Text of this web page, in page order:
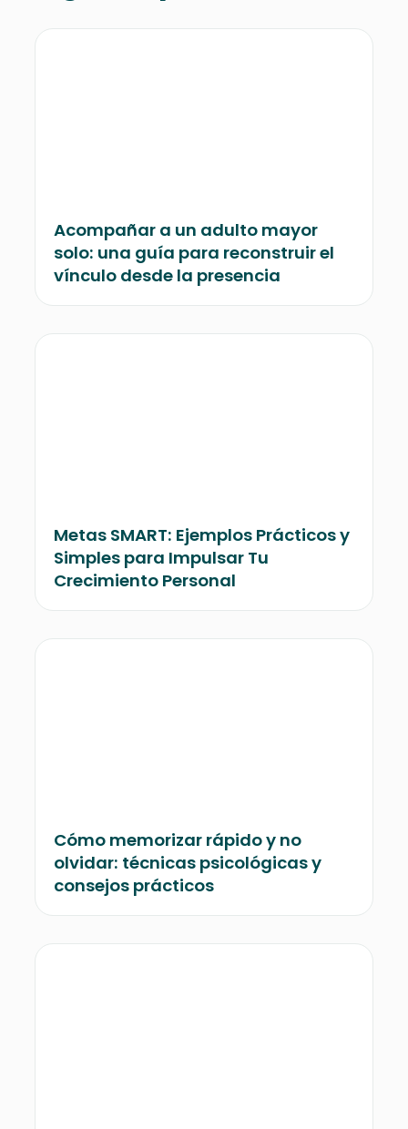
Acompañar a un adulto mayor
solo: una guía para reconstruir el
vínculo desde la presencia
Metas SMART: Ejemplos Prácticos y
Simples para Impulsar Tu
Crecimiento Personal
Cómo memorizar rápido y no
olvidar: técnicas psicológicas y
consejos prácticos